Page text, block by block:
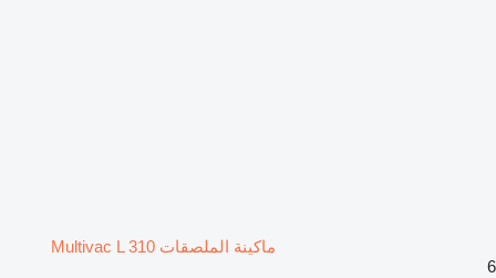
ماكينة الملصقات Multivac L 310
6